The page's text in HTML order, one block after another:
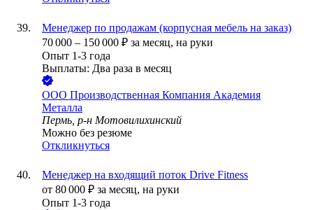
Менеджер по продажам (корпусная мебель на заказ)
70 000 – 150 000 ₽ за месяц, на руки
Опыт 1-3 года
Выплаты: Два раза в месяц
ООО Производственная Компания Академия
Металла
Пермь, р-н Мотовилихинский
Можно без резюме
Откликнуться
Менеджер на входящий поток Drive Fitness
от 80 000 ₽ за месяц, на руки
Опыт 1-3 года